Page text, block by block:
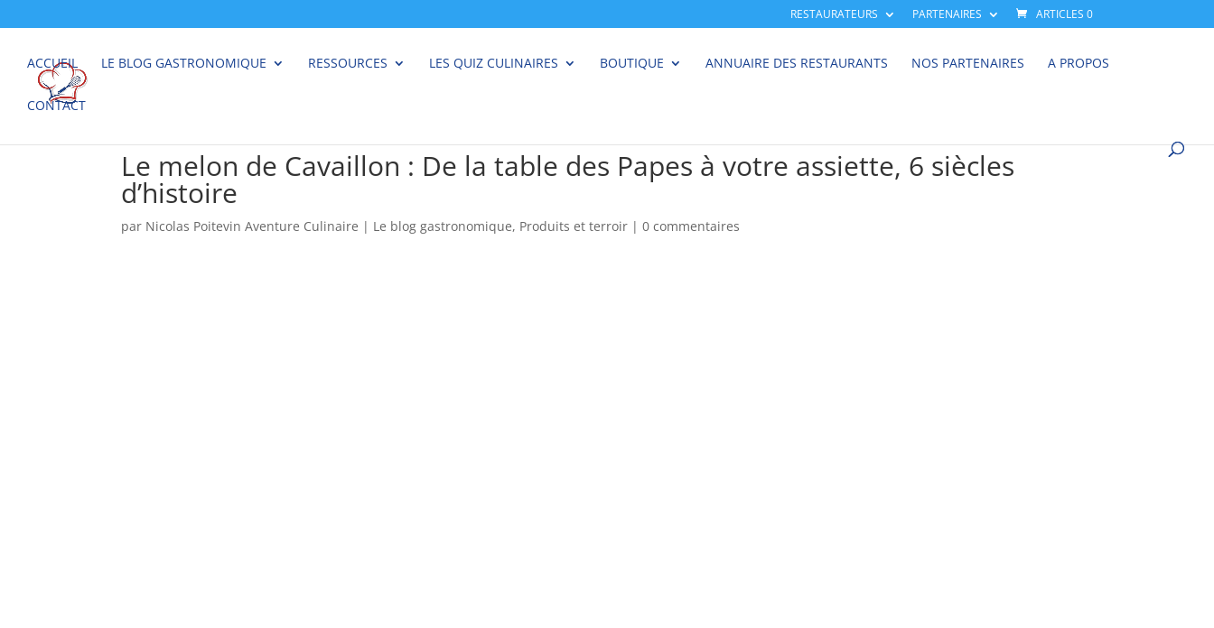
RESTAURATEURS PARTENAIRES ARTICLES 0
ACCUEIL LE BLOG GASTRONOMIQUE RESSOURCES LES QUIZ CULINAIRES BOUTIQUE ANNUAIRE DES RESTAURANTS NOS PARTENAIRES A PROPOS
CONTACT
Le melon de Cavaillon : De la table des Papes à votre assiette, 6 siècles
d’histoire
par Nicolas Poitevin Aventure Culinaire | Le blog gastronomique, Produits et terroir |0 commentaires